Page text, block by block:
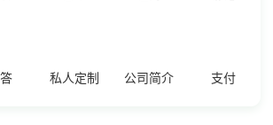
私人定制 公司简介 支付